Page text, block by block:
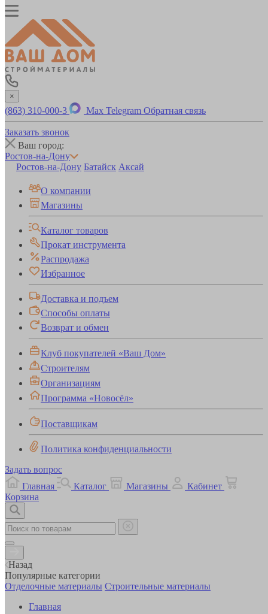
×
(863) 310-000-3 Max Telegram Обратная связь
Заказать звонок
Ваш город:
Ростов-на-Дону
Ростов-на-Дону Батайск Аксай
О компании
Магазины
Каталог товаров
Прокат инструмента
Распродажа
Избранное
Доставка и подъем
Способы оплаты
Возврат и обмен
Клуб покупателей «Ваш Дом»
Строителям
Организациям
Программа «Новосёл»
Поставщикам
Политика конфиденциальности
Задать вопрос
Главная
Каталог Магазины
Кабинет
Корзина
Назад
Популярные категории
Отделочные материалы Строительные материалы
Главная